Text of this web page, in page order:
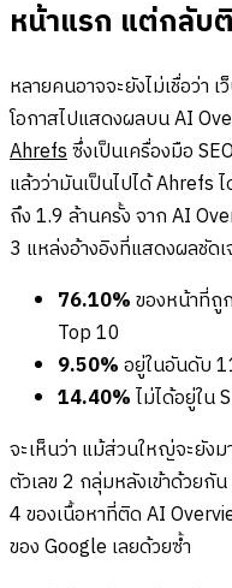
หน้าแรก แต่กลับ
หลายคนอาจจะยังไม่เชื่อว่า
โอกาสไปแสดงผลบน AI
Ahrefsซึ่งเป็นเครื่องมือ
แล้วว่ามันเป็นไปได้ Ahrefs
ถึง 1.9 ล้านครั้ง จาก AI
3 แหล่งอ้างอิงที่แสดงผลชัด
76.10%ของหน้าที่ถู
Top 10
9.50%อยู่ในอันดับ
14.40%ไม่ได้อยู่ใน
จะเห็นว่า แม้ส่วนใหญ่จะยัง
ตัวเลข 2 กลุ่มหลังเข้าด้วยกั
4 ของเนื้อหาที่ติด AI
ของ Google เลยด้วยซ้ำ